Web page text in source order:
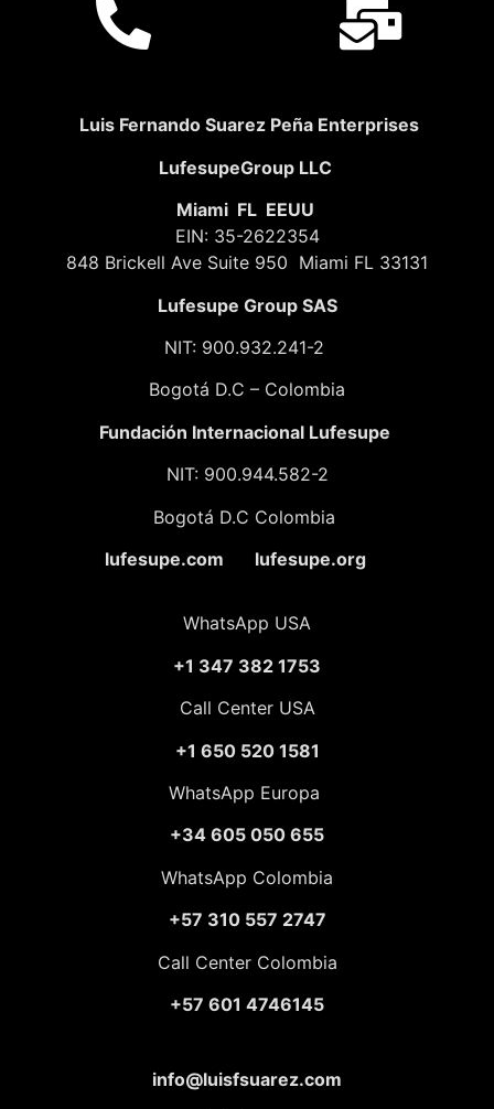
Luis Fernando Suarez Peña Enterprises
LufesupeGroup LLC
Miami FL EEUU
EIN: 35-2622354
848 Brickell Ave Suite 950 Miami FL 33131
Lufesupe Group SAS
NIT: 900.932.241-2
Bogotá D.C – Colombia
Fundación Internacional Lufesupe
NIT: 900.944.582-2
Bogotá D.C Colombia
lufesupe.com lufesupe.org
WhatsApp USA
+1 347 382 1753
Call Center USA
+1 650 520 1581
WhatsApp Europa
+34 605 050 655
WhatsApp Colombia
+57 310 557 2747
Call Center Colombia
+57 601 4746145
info@luisfsuarez.com